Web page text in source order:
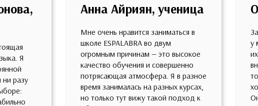
Я
ни разу
Анна Айриян, ученица
Мне очень нравится заниматься в
школе ESPALABRA во двум
огромным причинам — это высокое
качество обучения и совершенно
потрясающая атмосфера. Я в разное
время занималась на разных курсах,
но только тут вижу такой подход к
у